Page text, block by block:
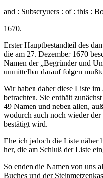
and : Subscryuers : of : this :
1670.
Erster Hauptbestandteil des
die am 27. Dezember 1670
Namen der „Begründer und
unmittelbar darauf folgen
Wir haben daher diese Liste im
betrachten. Sie enthält
49 Namen und neben allen,
wodurch auch noch wieder
bestätigt wird.
Ehe ich jedoch die Liste näher
her, die am Schluß der Liste
So enden die Namen von uns
Buches und der